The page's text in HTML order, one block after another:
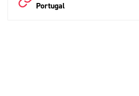
Portugal